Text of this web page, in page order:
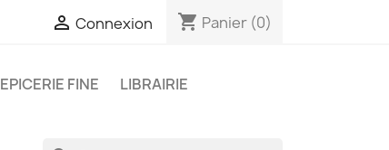
 Connexion shopping_cart Panier (0)
EPICERIE FINE
LIBRAIRIE